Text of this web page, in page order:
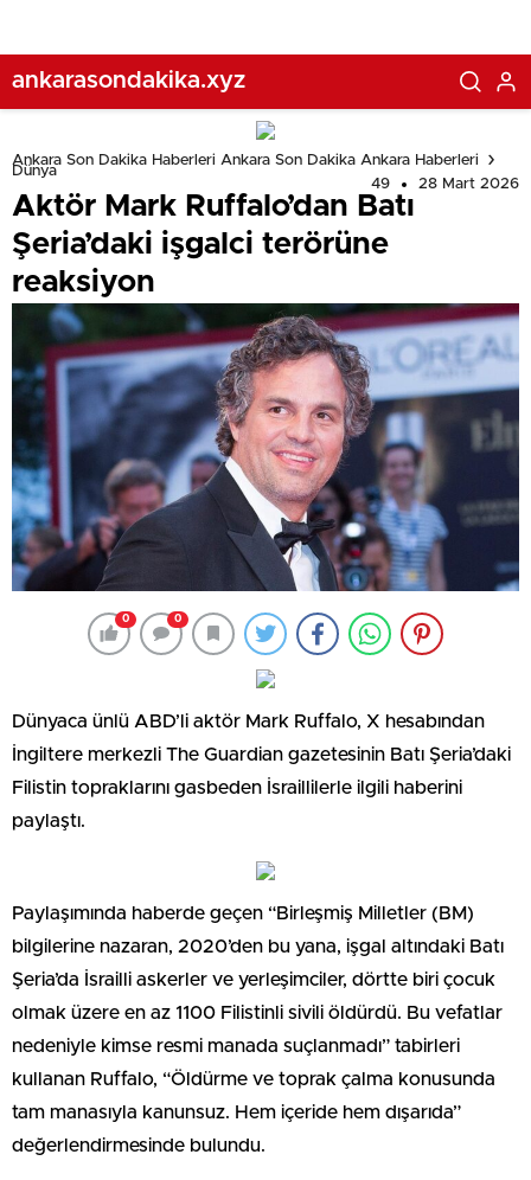
ankarasondakika.xyz
Ankara Son Dakika Haberleri Ankara Son Dakika Ankara Haberleri
Dünya
49
28 Mart 2026
Aktör Mark Ruffalo’dan Batı
Şeria’daki işgalci terörüne
reaksiyon
0 0
Dünyaca ünlü ABD’li aktör Mark Ruffalo, X hesabından
İngiltere merkezli The Guardian gazetesinin Batı Şeria’daki
Filistin topraklarını gasbeden İsraillilerle ilgili haberini
paylaştı.
Paylaşımında haberde geçen “Birleşmiş Milletler (BM)
bilgilerine nazaran, 2020’den bu yana, işgal altındaki Batı
Şeria’da İsrailli askerler ve yerleşimciler, dörtte biri çocuk
olmak üzere en az 1100 Filistinli sivili öldürdü. Bu vefatlar
nedeniyle kimse resmi manada suçlanmadı” tabirleri
kullanan Ruffalo, “Öldürme ve toprak çalma konusunda
tam manasıyla kanunsuz. Hem içeride hem dışarıda”
değerlendirmesinde bulundu.